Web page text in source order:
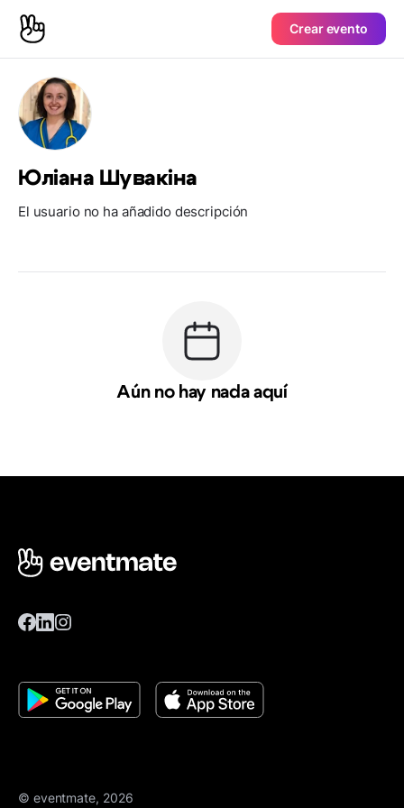
Crear evento
Юліана Шувакіна
El usuario no ha añadido descripción
Aún no hay nada aquí
© eventmate, 2026